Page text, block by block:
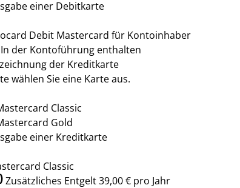
einer Debitkarte
Debit Mastercard für Kontoinhaber
In der Kontoführung enthalten
der Kreditkarte
wählen Sie eine Karte aus.
Classic
Gold
einer Kreditkarte
Classic
Zusätzliches Entgelt 39,00 € pro Jahr